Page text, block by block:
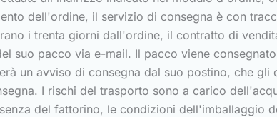
dell'ordine, il servizio di consegna è con
i trenta giorni dall'ordine, il contratto di
suo pacco via e-mail. Il pacco viene
un avviso di consegna dal suo postino, che
I rischi del trasporto sono a carico
del fattorino, le condizioni dell'imballaggio